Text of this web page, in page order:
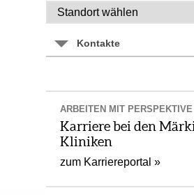
Kontakte
ARBEITEN MIT PERSPEKTIVE
Karriere bei den
Kliniken
zum Karriereportal »